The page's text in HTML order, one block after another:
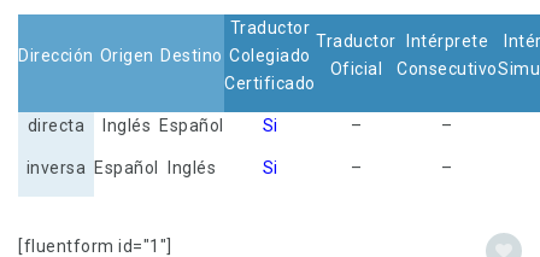
Dirección Origen Destino
Traductor
Colegiado
Certificado
Traductor
Oficial
Intérprete
Consecutivo
directa Inglés Español Si – –
inversa Español Inglés Si – –
[fluentform id="1"]